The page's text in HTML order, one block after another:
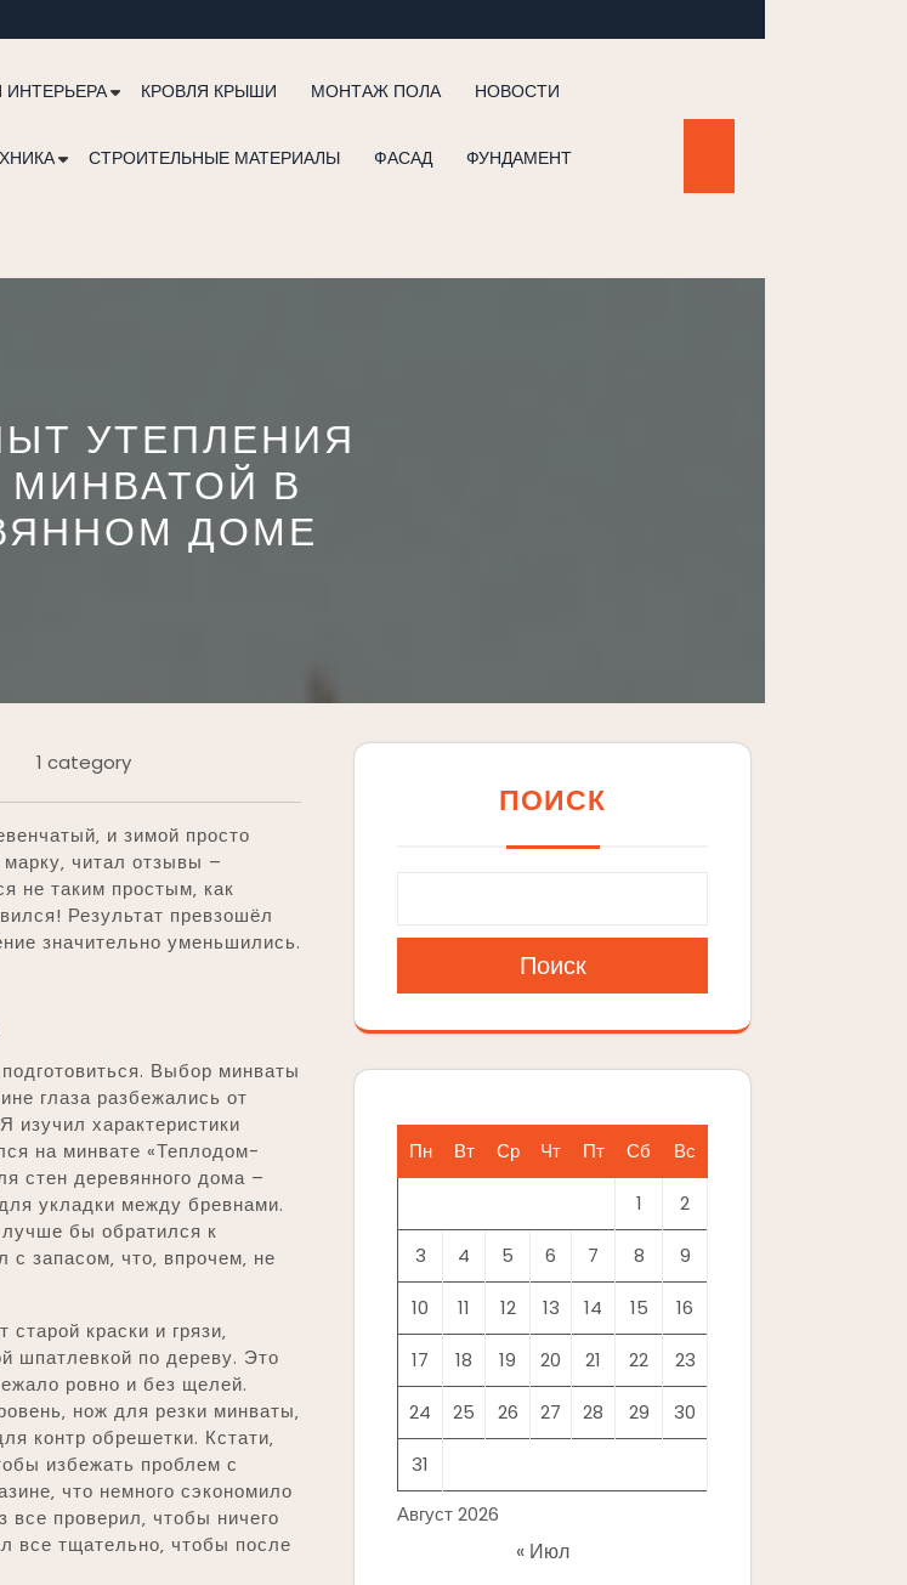
ИНТЕРЬЕРА КРОВЛЯ КРЫШИ МОНТАЖ ПОЛА НОВОСТИ
СТРОИТЕЛЬНЫЕ МАТЕРИАЛЫ ФАСАД ФУНДАМЕНТ
УТЕПЛЕНИЯ
МИНВАТОЙ В
ДОМЕ
1 category
и зимой просто
читал отзывы –
не таким простым‚ как
Результат превзошёл
значительно уменьшились.
Выбор минваты
глаза разбежались от
изучил характеристики
на минвате «Теплодом-
стен деревянного дома –
укладки между бревнами.
бы обратился к
запасом‚ что‚ впрочем‚ не
краски и грязи‚
шпатлевкой по дереву. Это
ровно и без щелей.
нож для резки минваты‚
контр обрешетки. Кстати‚
избежать проблем с
что немного сэкономило
проверил‚ чтобы ничего
все тщательно‚ чтобы после
ПОИСК
Поиск
Август 2026
Пн Вт Ср Чт Пт Сб Вс
1 2
3 4 5 6 7 8 9
10 11 12 13 14 15 16
17 18 19 20 21 22 23
24 25 26 27 28 29 30
31
« Июл